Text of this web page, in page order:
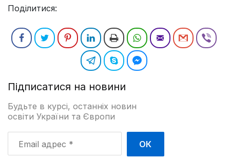
Поділитися:
Підписатися на новини
Будьте в курсі, останніх новин
освіти України та Європи
адрес